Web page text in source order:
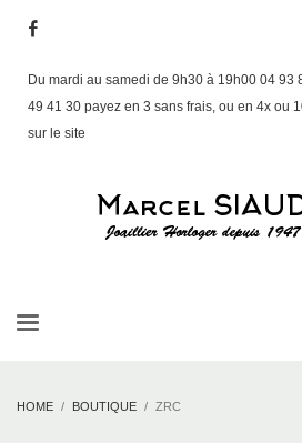
Du mardi au samedi de 9h30 à 19h00 04 93
49 41 30 payez en 3 sans frais, ou en 4x ou
sur le site
HOME BOUTIQUE ZRC